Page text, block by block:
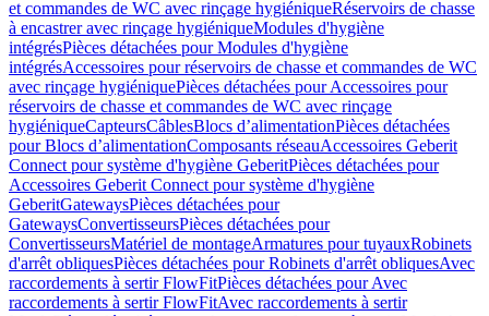
et commandes de WC avec rinçage hygiéniqueRéservoirs de chasse
à encastrer avec rinçage hygiéniqueModules d'hygiène
intégrésPièces détachées pour Modules d'hygiène
intégrésAccessoires pour réservoirs de chasse et commandes de WC
avec rinçage hygiéniquePièces détachées pour Accessoires pour
réservoirs de chasse et commandes de WC avec rinçage
hygiéniqueCapteursCâblesBlocs d’alimentationPièces détachées
pour Blocs d’alimentationComposants réseauAccessoires Geberit
Connect pour système d'hygiène GeberitPièces détachées pour
Accessoires Geberit Connect pour système d'hygiène
GeberitGatewaysPièces détachées pour
GatewaysConvertisseursPièces détachées pour
ConvertisseursMatériel de montageArmatures pour tuyauxRobinets
d'arrêt obliquesPièces détachées pour Robinets d'arrêt obliquesAvec
raccordements à sertir FlowFitPièces détachées pour Avec
raccordements à sertir FlowFitAvec raccordements à sertir